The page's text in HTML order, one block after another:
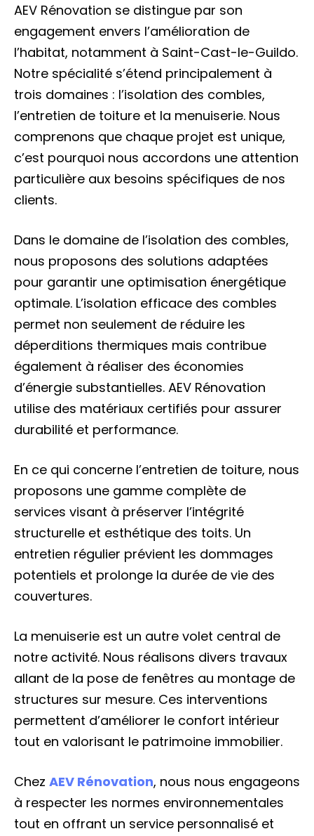
AEV Rénovation se distingue par son
engagement envers l’amélioration de
l’habitat, notamment à Saint-Cast-le-Guildo.
Notre spécialité s’étend principalement à
trois domaines : l’isolation des combles,
l’entretien de toiture et la menuiserie. Nous
comprenons que chaque projet est unique,
c’est pourquoi nous accordons une attention
particulière aux besoins spécifiques de nos
clients.
Dans le domaine de l’isolation des combles,
nous proposons des solutions adaptées
pour garantir une optimisation énergétique
optimale. L’isolation efficace des combles
permet non seulement de réduire les
déperditions thermiques mais contribue
également à réaliser des économies
d’énergie substantielles. AEV Rénovation
utilise des matériaux certifiés pour assurer
durabilité et performance.
En ce qui concerne l’entretien de toiture, nous
proposons une gamme complète de
services visant à préserver l’intégrité
structurelle et esthétique des toits. Un
entretien régulier prévient les dommages
potentiels et prolonge la durée de vie des
couvertures.
La menuiserie est un autre volet central de
notre activité. Nous réalisons divers travaux
allant de la pose de fenêtres au montage de
structures sur mesure. Ces interventions
permettent d’améliorer le confort intérieur
tout en valorisant le patrimoine immobilier.
Chez AEV Rénovation, nous nous engageons
à respecter les normes environnementales
tout en offrant un service personnalisé et